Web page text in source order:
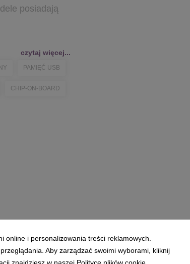
posiadają
czytaj więcej...
PAMIĘĆ USB
CHIP-ON-BOARD
online i personalizowania treści reklamowych.
Aby zarządzać swoimi wyborami, kliknij